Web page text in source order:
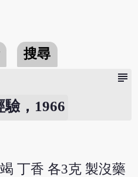
搜尋
subject
，1966
丁香 各3克 製沒藥